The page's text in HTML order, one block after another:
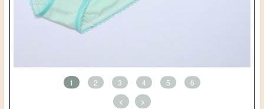
1 2 3 4 5 6
< >